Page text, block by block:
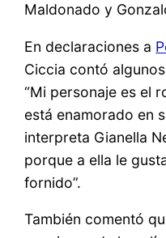
Maldonado y
En declaraciones a
Ciccia contó
“Mi personaje es el
está enamorado en
interpreta Gianella
porque a ella le
fornido”.
También comentó